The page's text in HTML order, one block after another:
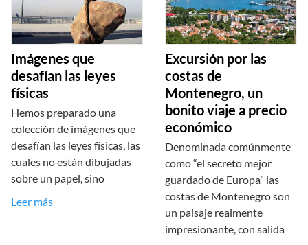
Imágenes que
desafían las leyes
físicas
Hemos preparado una
colección de imágenes que
desafían las leyes físicas, las
cuales no están dibujadas
sobre un papel, sino
Leer más
Excursión por las
costas de
Montenegro, un
bonito viaje a precio
económico
Denominada comúnmente
como “el secreto mejor
guardado de Europa” las
costas de Montenegro son
un paisaje realmente
impresionante, con salida